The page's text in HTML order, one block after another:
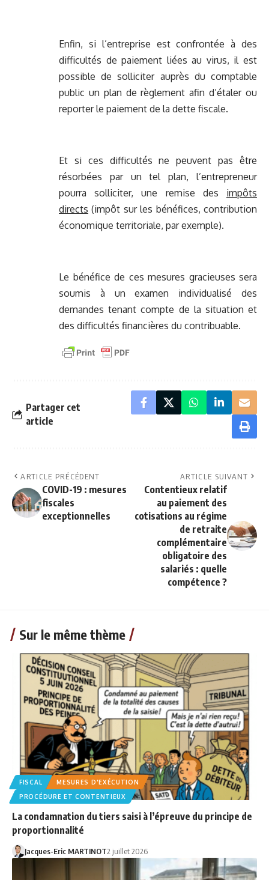
Enfin, si l’entreprise est confrontée à des
difficultés de paiement liées au virus, il est
possible de solliciter auprès du comptable
public un plan de règlement afin d’étaler ou
reporter le paiement de la dette fiscale.
Et si ces difficultés ne peuvent pas être
résorbées par un tel plan, l’entrepreneur
pourra solliciter, une remise des impôts
directs (impôt sur les bénéfices, contribution
économique territoriale, par exemple).
Le bénéfice de ces mesures gracieuses sera
soumis à un examen individualisé des
demandes tenant compte de la situation et
des difficultés financières du contribuable.
Partager cet
article
ARTICLE PRÉCÉDENT
COVID-19 : mesures
fiscales
exceptionnelles
ARTICLE SUIVANT
Contentieux relatif
au paiement des
cotisations au régime
de retraite
complémentaire
obligatoire des
salariés : quelle
compétence ?
Sur le même thème
FISCAL
MESURES D'EXÉCUTION
PROCÉDURE ET CONTENTIEUX
La condamnation du tiers saisi à l’épreuve du principe de
proportionnalité
Jacques-Eric MARTINOT2 juillet 2026